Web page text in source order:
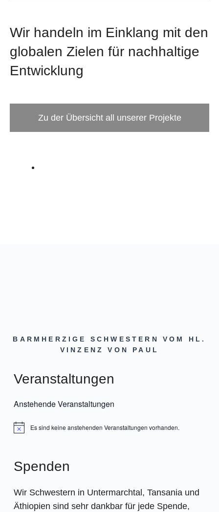
Wir handeln im Einklang mit den
globalen Zielen für nachhaltige
Entwicklung
Zu der Übersicht all unserer Projekte
BARMHERZIGE SCHWESTERN VOM HL.
VINZENZ VON PAUL
Veranstaltungen
Anstehende Veranstaltungen
HinweisEs sind keine anstehenden Veranstaltungen vorhanden.
Spenden
Wir Schwestern in Untermarchtal, Tansania und
Äthiopien sind sehr dankbar für jede Spende,